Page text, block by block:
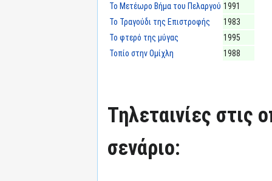
Το Μετέωρο Βήμα του Πελαργού 1991
Το Τραγούδι της Επιστροφής
1983
Το φτερό της μύγας
1995
Τοπίο στην Ομίχλη
1988
Τηλεταινίες στις
σενάριο: